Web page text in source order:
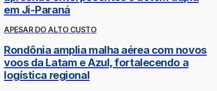
em Ji-Paraná
APESAR DO ALTO CUSTO
Rondônia amplia malha aérea com novos
voos da Latam e Azul, fortalecendo a
logística regional